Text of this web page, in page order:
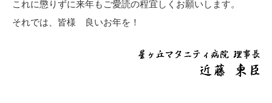
これに懲りずに来年もご愛読の程宜しくお願いします。
それでは、皆様 良いお年を！